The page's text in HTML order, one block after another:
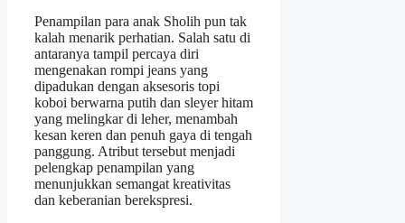
Penampilan para anak Sholih pun tak
kalah menarik perhatian. Salah satu di
antaranya tampil percaya diri
mengenakan rompi jeans yang
dipadukan dengan aksesoris topi
koboi berwarna putih dan sleyer hitam
yang melingkar di leher, menambah
kesan keren dan penuh gaya di tengah
panggung. Atribut tersebut menjadi
pelengkap penampilan yang
menunjukkan semangat kreativitas
dan keberanian berekspresi.